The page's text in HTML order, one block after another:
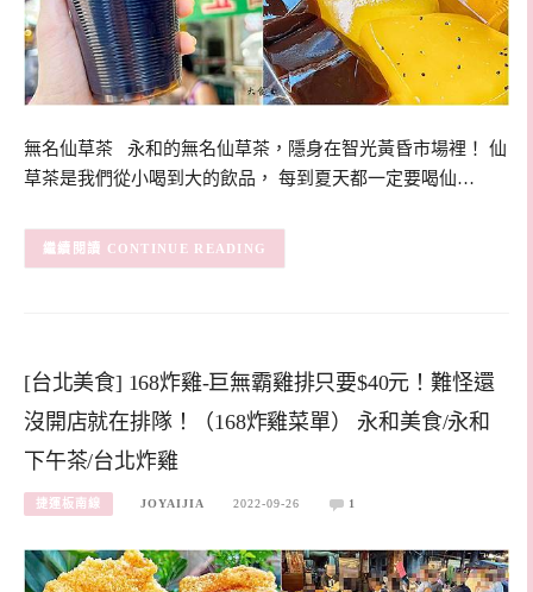
無名仙草茶 永和的無名仙草茶，隱身在智光黃昏市場裡！ 仙
草茶是我們從小喝到大的飲品， 每到夏天都一定要喝仙…
CONTINUE READING
[台北美食] 168炸雞-巨無霸雞排只要$40元！難怪還
沒開店就在排隊！（168炸雞菜單） 永和美食/永和
下午茶/台北炸雞
捷運板南線 JOYAIJIA 2022-09-26 1